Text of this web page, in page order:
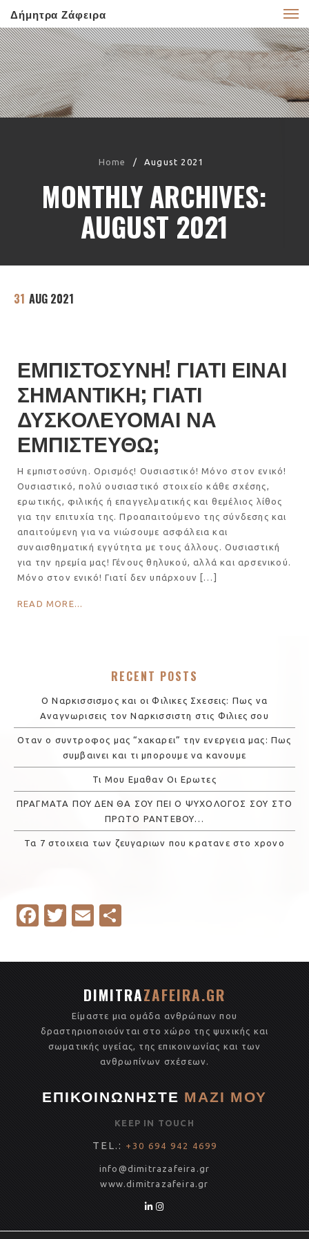
Δήμητρα Ζάφειρα
Home / August 2021
MONTHLY ARCHIVES:
AUGUST 2021
31 AUG 2021
ΕΜΠΙΣΤΟΣΥΝΗ! ΓΙΑΤΙ ΕΙΝΑΙ
ΣΗΜΑΝΤΙΚΗ; ΓΙΑΤΙ
ΔΥΣΚΟΛΕΥΟΜΑΙ ΝΑ
ΕΜΠΙΣΤΕΥΘΩ;
Η εμπιστοσύνη. Ορισμός! Ουσιαστικό! Μόνο στον ενικό!
Ουσιαστικό, πολύ ουσιαστικό στοιχείο κάθε σχέσης,
ερωτικής, φιλικής ή επαγγελματικής και θεμέλιος λίθος
για την επιτυχία της. Προαπαιτούμενο της σύνδεσης και
απαιτούμενη για να νιώσουμε ασφάλεια και
συναισθηματική εγγύτητα με τους άλλους. Ουσιαστική
για την ηρεμία μας! Γένους θηλυκού, αλλά και αρσενικού.
Μόνο στον ενικό! Γιατί δεν υπάρχουν […]
READ MORE...
RECENT POSTS
Ο Ναρκισσισμος και οι Φιλικες Σχεσεις: Πως να
Αναγνωρισεις τον Ναρκισσιστη στις Φιλιες σου
Οταν ο συντροφος μας “χακαρει” την ενεργεια μας: Πως
συμβαινει και τι μπορουμε να κανουμε
Τι Μου Εμαθαν Οι Ερωτες
ΠΡΑΓΜΑΤΑ ΠΟΥ ΔΕΝ ΘΑ ΣΟΥ ΠΕΙ Ο ΨΥΧΟΛΟΓΟΣ ΣΟΥ ΣΤΟ
ΠΡΩΤΟ ΡΑΝΤΕΒΟΥ…
Τα 7 στοιχεια των ζευγαριων που κρατανε στο χρονο
Fa
e
b
o
o
k
T
it
te
r
E
ail ar
e
DIMITRAZAFEIRA.GR
Είμαστε μια ομάδα ανθρώπων που
δραστηριοποιούνται στο χώρο της ψυχικής και
σωματικής υγείας, της επικοινωνίας και των
ανθρωπίνων σχέσεων.
ΕΠΙΚΟΙΝΩΝΗΣΤΕΜΑΖΙ ΜΟΥ
KEEP IN TOUCH
TEL.:+30 694 942 4699
info@dimitrazafeira.gr
www.dimitrazafeira.gr